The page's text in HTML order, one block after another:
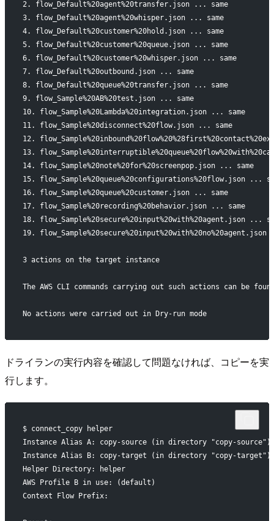
2. flow_Default%20agent%20transfer.json ... same
3. flow_Default%20agent%20whisper.json ... same
4. flow_Default%20customer%20hold.json ... same
5. flow_Default%20customer%20queue.json ... same
6. flow_Default%20customer%20whisper.json ... same
7. flow_Default%20outbound.json ... same
8. flow_Default%20queue%20transfer.json ... same
9. flow_Sample%20AB%20test.json ... same
10. flow_Sample%20Lambda%20integration.json ... same
11. flow_Sample%20disconnect%20flow.json ... same
12.
13.
14. flow_Sample%20note%20for%20screenpop.json ... same
15. flow_Sample%20queue%20configurations%20flow.json ...
16. flow_Sample%20queue%20customer.json ... same
17. flow_Sample%20recording%20behavior.json ... same
18. flow_Sample%20secure%20input%20with%20agent.json ...
19.
3 actions on the target instance
The AWS CLI commands carrying out such actions can be
No actions were carried out in Dry-run mode
ドライランの実行内容を確認して問題なければ、コピーを実
行します。
$ connect_copy helper
Instance Alias A: copy-source (in directory "copy-source")
Instance Alias B: copy-target (in directory "copy-target")
Helper Directory: helper
AWS Profile B in use: (default)
Context Flow Prefix: